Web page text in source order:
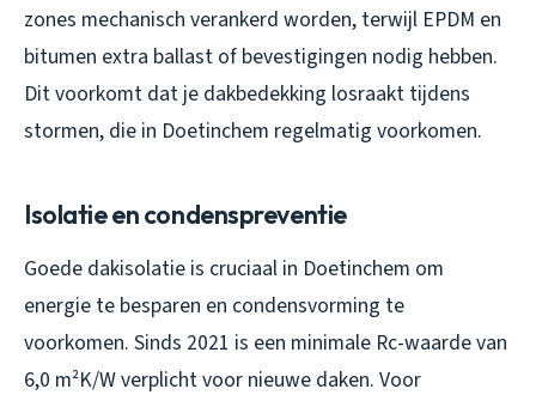
zones mechanisch verankerd worden, terwijl EPDM en
bitumen extra ballast of bevestigingen nodig hebben.
Dit voorkomt dat je dakbedekking losraakt tijdens
stormen, die in Doetinchem regelmatig voorkomen.
Isolatie en condenspreventie
Goede dakisolatie is cruciaal in Doetinchem om
energie te besparen en condensvorming te
voorkomen. Sinds 2021 is een minimale Rc-waarde van
6,0 m²K/W verplicht voor nieuwe daken. Voor